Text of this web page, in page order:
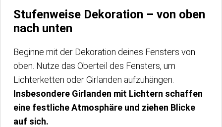
Stufenweise Dekoration – von oben
nach unten
Beginne mit der Dekoration deines Fensters von
oben. Nutze das Oberteil des Fensters, um
Lichterketten oder Girlanden aufzuhängen.
Insbesondere Girlanden mit Lichtern schaffen
eine festliche Atmosphäre und ziehen Blicke
auf sich.